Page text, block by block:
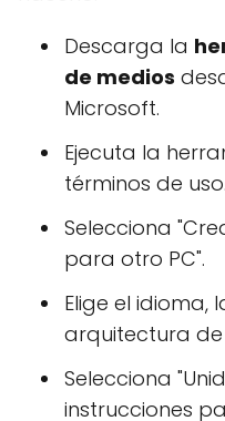
Descarga la
de medios
Microsoft.
Ejecuta la
términos de uso.
Selecciona
para otro PC".
Elige el idioma,
arquitectura de
Selecciona
instrucciones